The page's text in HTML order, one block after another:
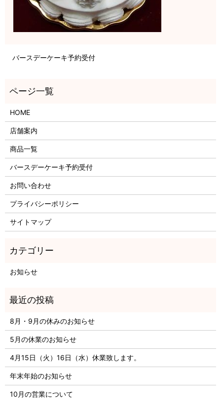
バースデーケーキ予約受付
HOME
店舗案内
商品一覧
バースデーケーキ予約受付
お問い合わせ
プライバシーポリシー
サイトマップ
お知らせ
8月・9月の休みのお知らせ
5月の休業のお知らせ
4月15日（火）16日（水）休業致します。
年末年始のお知らせ
10月の営業について